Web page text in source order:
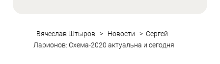
Вячеслав Штыров > Новости > Сергей
Ларионов: Схема-2020 актуальна и сегодня